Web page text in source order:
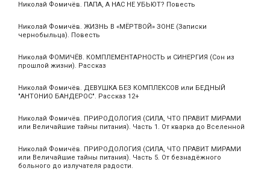
Николай Фомичёв. ПАПА, А НАС НЕ УБЬЮТ? Повесть
Николай Фомичёв. ЖИЗНЬ В «МЁРТВОЙ» ЗОНЕ (Записки
чернобыльца). Повесть
Николай ФОМИЧЁВ. КОМПЛЕМЕНТАРНОСТЬ и СИНЕРГИЯ (Сон из
прошлой жизни). Рассказ
Николай Фомичёв. ДЕВУШКА БЕЗ КОМПЛЕКСОВ или БЕДНЫЙ
"АНТОНИО БАНДЕРОС". Рассказ 12+
Николай Фомичёв. ПРИРОДОЛОГИЯ (СИЛА, ЧТО ПРАВИТ МИРАМИ
или Величайшие тайны питания). Часть 1. От кварка до Вселенной
Николай Фомичёв. ПРИРОДОЛОГИЯ (СИЛА, ЧТО ПРАВИТ МИРАМИ
или Величайшие тайны питания). Часть 5. От безнадёжного
больного до излучателя радости.